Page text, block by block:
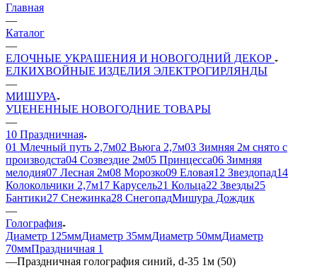
Главная
—
Каталог
—
ЕЛОЧНЫЕ УКРАШЕНИЯ И НОВОГОДНИЙ ДЕКОР
ЕЛКИХВОЙНЫЕ ИЗДЕЛИЯ ЭЛЕКТРОГИРЛЯНДЫ
—
МИШУРА
УЦЕНЕННЫЕ НОВОГОДНИЕ ТОВАРЫ
—
10 Праздничная
01 Млечный путь 2,7м02 Вьюга 2,7м03 Зимняя 2м снято с
производста04 Созвездие 2м05 Принцесса06 Зимняя
мелодия07 Лесная 2м08 Морозко09 Еловая12 Звездопад14
Колокольчики 2,7м17 Карусель21 Кольца22 Звезды25
Бантики27 Снежинка28 СнегопадМишура Дождик
—
Голография
Диаметр 125ммДиаметр 35ммДиаметр 50ммДиаметр
70ммПраздничная 1
—Праздничная голография синий, d-35 1м (50)